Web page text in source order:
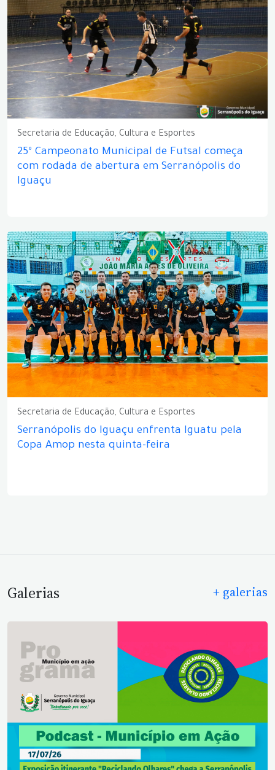
Secretaria de Educação, Cultura e Esportes
25º Campeonato Municipal de Futsal começa
com rodada de abertura em Serranópolis do
Iguaçu
Secretaria de Educação, Cultura e Esportes
Serranópolis do Iguaçu enfrenta Iguatu pela
Copa Amop nesta quinta-feira
Galerias + galerias